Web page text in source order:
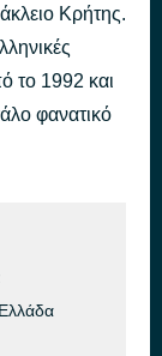
Κρήτης.
το 1992 και
φανατικό